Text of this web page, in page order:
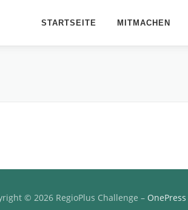
STARTSEITE MITMACHEN
© 2026 RegioPlus Challenge – OnePress